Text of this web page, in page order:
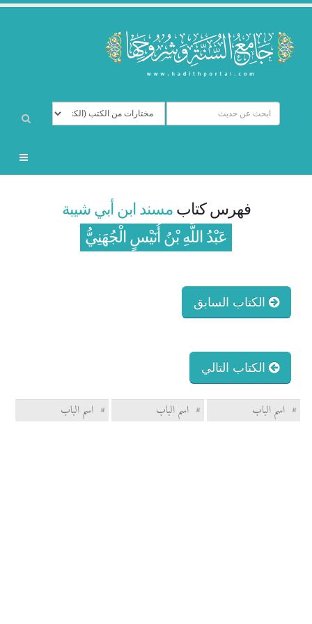
فهرس كتابمسند ابن أبي شيبة
عَبْدُ اللَّهِ بْنُ أُنَيْسٍ الْجُهَنِيُّ
الكتاب السابق
الكتاب التالي
# اسم الباب # اسم الباب # اسم الباب